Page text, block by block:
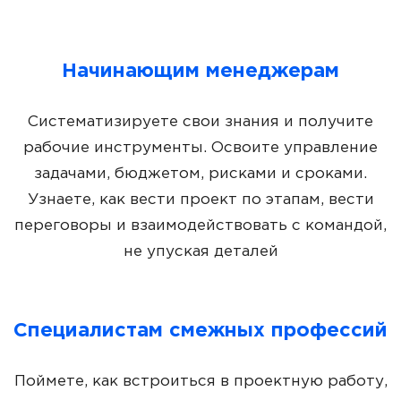
Начинающим менеджерам
Систематизируете свои знания и получите
рабочие инструменты. Освоите управление
задачами, бюджетом, рисками и сроками.
Узнаете, как вести проект по этапам, вести
переговоры и взаимодействовать с командой,
не упуская деталей
Специалистам смежных профессий
Поймете, как встроиться в проектную работу,